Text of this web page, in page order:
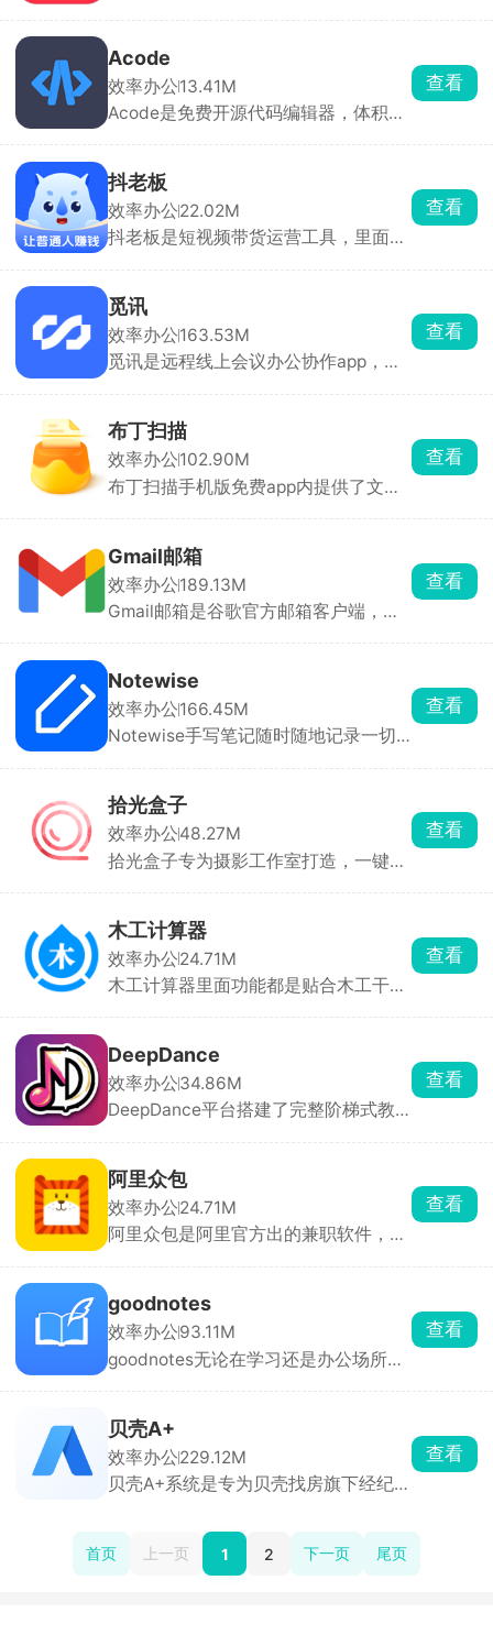
用就能做出 HR 喜欢的干净版式。还有
AI能帮你润色语句、量化工作成果、按
STAR 法则改写，还能纠错提分，轻松
适配大厂网申系统。填写时有范文参
试题参考等一站式求职功能，操作简
单、效率超高，对不会写简历、想提高
通过率的人来说非常实用。
Acode
效率办公13.41M
Acode是免费开源代码编辑器，体积小
试脚本，不用来回切应用。文件管理很
强大，能装插件扩展，触控操作优化得
很好。学编程、紧急改代码都超合适。
查看
抖老板
效率办公22.02M
抖老板是短视频带货运营工具，里面有
广的货品，满足条件还能申领商家样品
实拍。可以同时绑定多个带货账号，订
单、佣金数据集中展示，一旦橱窗商品
失效、链接掉落会主动提醒，还能一键
查看
觅讯
效率办公163.53M
觅讯是远程线上会议办公协作app，前
可以随时发起会议。也可以预约会议。
支持屏幕共享、高清视频通话、线上直
播。开会自动生成会议纪要，还能开启
录制保存会议内容。适合企业线上开
查看
布丁扫描
效率办公102.90M
布丁扫描手机版免费app内提供了文档
图片转换为pdf、将所需要的文件一键
进行转换，通过手机保存分享，非常的
便捷，也能更加妥善的管理文档。
查看
Gmail邮箱
效率办公189.13M
Gmail邮箱是谷歌官方邮箱客户端，外
广、重要信件分开归类，垃圾邮件、钓
鱼链接拦截能力很强。支持同时登录多
个邮箱账号，不光 Gmail，Outlook 等
邮箱也能接入管理。免费账号自带 15G
查看
Notewise
效率办公166.45M
Notewise手写笔记随时随地记录一切
素材，在白板上体验流畅的书写过程，
记录个人日志、幻灯片，话可以用不同
的标签标记，帮助用户更好地管理日程
安排。
查看
拾光盒子
效率办公48.27M
拾光盒子专为摄影工作室打造，一键展
理财务，收支自动记录，对账清晰，团
队也能协作，随时随地办公。
查看
木工计算器
效率办公24.71M
木工计算器里面功能都是贴合木工干活
角找方正、斜切角度、单位换算。想要
做衣柜，输入长宽深，还能自动拆分板
材清单。离线也能用，信号差的工地不
耽误干活，算过的数据自动保存，方便
查看
DeepDance
效率办公34.86M
DeepDance平台搭建了完整阶梯式教
舞种。仅靠一款软件就能实现练习、点
评、学习、运营四大核心环节闭环，一
站式满足不同舞者的全部需求。
查看
阿里众包
效率办公24.71M
阿里众包是阿里官方出的兼职软件，里
手就能完成。还有客服岗位，培训过后
线上接待淘宝买家咨询。也有线下实地
任务，出门顺路拍门店、核对广告点位
就能拿佣金。所有收益直接走支付宝结
查看
goodnotes
效率办公93.11M
goodnotes无论在学习还是办公场所用
捷，选择不同的笔刷进行记录，根据个
人习惯记录事件提醒。还可以在
goodnotes中制作思维导图，还有免费
的模板一键导入能满足不同用户的记录
查看
贝壳A+
效率办公229.12M
贝壳A+系统是专为贝壳找房旗下经纪人
源动态，快速完成线上签约等核心业
务，根据顾客的需求快速筛选匹配，提
查看
首页 上一页 1 2 下一页 尾页